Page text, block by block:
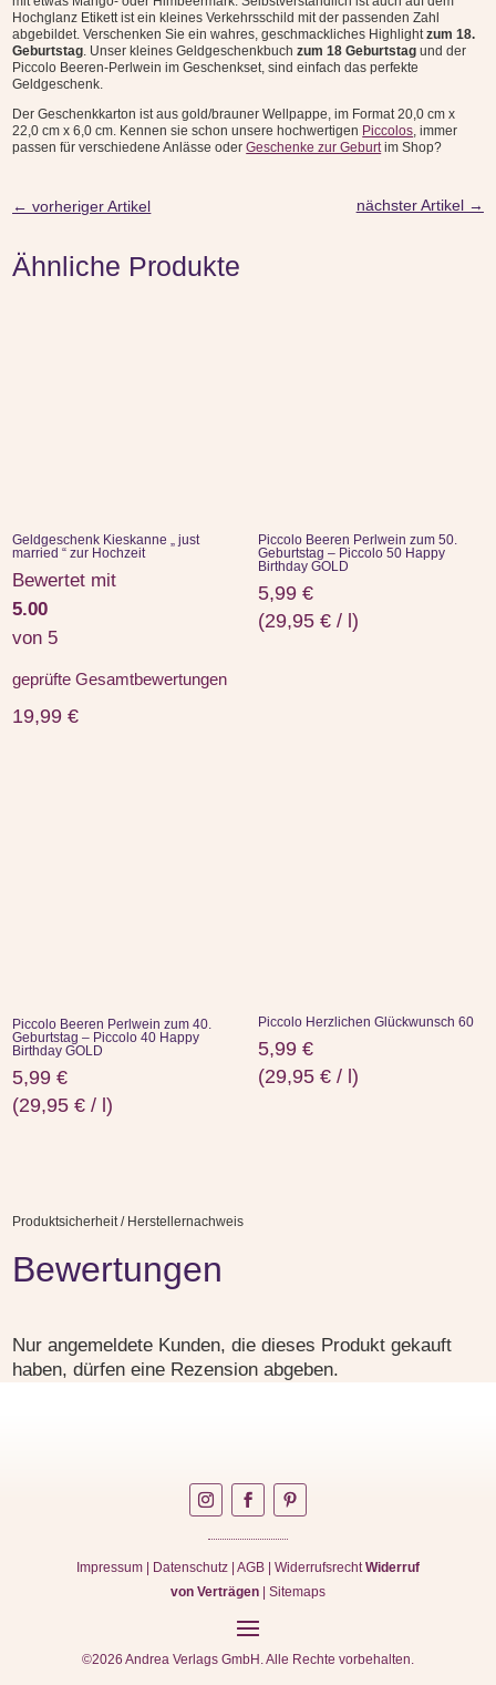
Hochglanz Etikett ist ein kleines Verkehrsschild mit der passenden Zahl
abgebildet. Verschenken Sie ein wahres, geschmackliches Highlightzum 18.
Geburtstag. Unser kleines Geldgeschenkbuchzum 18 Geburtstagund der
Piccolo Beeren-Perlwein im Geschenkset, sind einfach das perfekte
Geldgeschenk.
Der Geschenkkarton ist aus gold/brauner Wellpappe, im Format 20,0 cm x
22,0 cm x 6,0 cm. Kennen sie schon unsere hochwertigen Piccolos, immer
passen für verschiedene Anlässe oderGeschenke zur Geburtim Shop?
←vorheriger Artikel nächster Artikel→
Ähnliche Produkte
Geldgeschenk Kieskanne „ just
married “ zur Hochzeit
Bewertet mit
5.00
von 5
geprüfte Gesamtbewertungen
19,99€
Piccolo Beeren Perlwein zum 50.
Geburtstag – Piccolo 50 Happy
Birthday GOLD
5,99 €
(29,95 €/ l)
Piccolo Beeren Perlwein zum 40.
Geburtstag – Piccolo 40 Happy
Birthday GOLD
5,99€
(29,95€ / l)
Piccolo Herzlichen Glückwunsch 60
5,99 €
(29,95 €/ l)
Produktsicherheit / Herstellernachweis
Bewertungen
Nur angemeldete Kunden, die dieses Produkt gekauft
haben, dürfen eine Rezension abgeben.
Impressum| Datenschutz| AGB| WiderrufsrechtWiderruf
von Verträgen| Sitemaps
©2026 Andrea Verlags GmbH. Alle Rechte vorbehalten.